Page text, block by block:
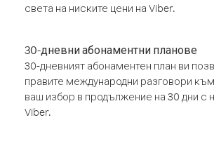
света на ниските цени на Viber.
30-дневни абонаментни планове
30-дневният абонаментен план ви
правите международни разговори
ваш избор в продължение на 30 дни с
Viber.